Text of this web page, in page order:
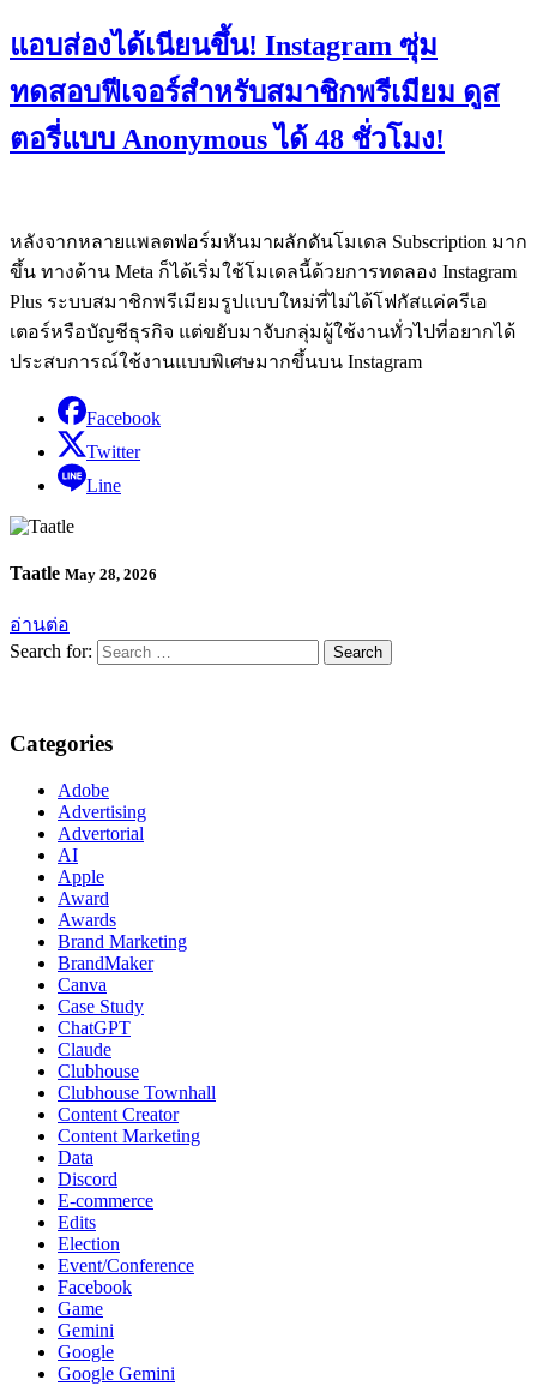
แอบส่องได้เนียนขึ้น! Instagram ซุ่ม
ทดสอบฟีเจอร์สำหรับสมาชิกพรีเมียม ดูส
ตอรี่แบบ Anonymous ได้ 48 ชั่วโมง!
หลังจากหลายแพลตฟอร์มหันมาผลักดันโมเดล Subscription มาก
ขึ้น ทางด้าน Meta ก็ได้เริ่มใช้โมเดลนี้ด้วยการทดลอง Instagram
Plus ระบบสมาชิกพรีเมียมรูปแบบใหม่ที่ไม่ได้โฟกัสแค่ครีเอ
เตอร์หรือบัญชีธุรกิจ แต่ขยับมาจับกลุ่มผู้ใช้งานทั่วไปที่อยากได้
ประสบการณ์ใช้งานแบบพิเศษมากขึ้นบน Instagram
Facebook
Twitter
Line
Taatle May 28, 2026
อ่านต่อ
Search for:
Categories
Adobe
Advertising
Advertorial
AI
Apple
Award
Awards
Brand Marketing
BrandMaker
Canva
Case Study
ChatGPT
Claude
Clubhouse
Clubhouse Townhall
Content Creator
Content Marketing
Data
Discord
E-commerce
Edits
Election
Event/Conference
Facebook
Game
Gemini
Google
Google Gemini